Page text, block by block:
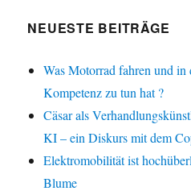
NEUESTE BEITRÄGE
Was Motorrad fahren und
Kompetenz zu tun hat ?
Cäsar als
KI – ein Diskurs mit dem
Elektromobilität ist
Blume